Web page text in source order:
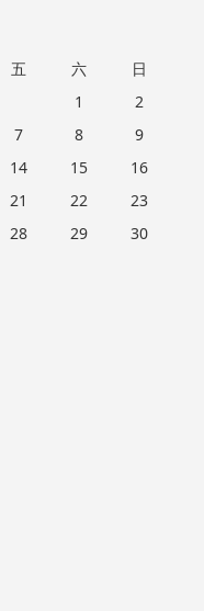
五 六
日
1
2
7 8
9
14 15
16
21 22
23
28 29
30